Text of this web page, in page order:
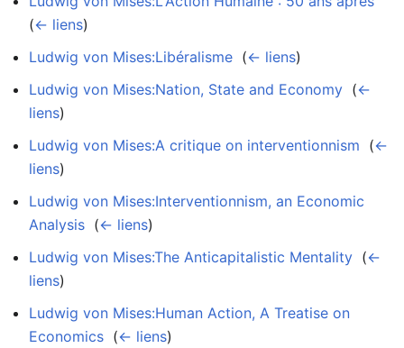
(← liens)
Ludwig von Mises:Libéralisme (← liens)
Ludwig von Mises:Nation, State and Economy (←
liens)
Ludwig von Mises:A critique on interventionnism (←
liens)
Ludwig von Mises:Interventionnism, an Economic
Analysis (← liens)
Ludwig von Mises:The Anticapitalistic Mentality (←
liens)
Ludwig von Mises:Human Action, A Treatise on
Economics (← liens)